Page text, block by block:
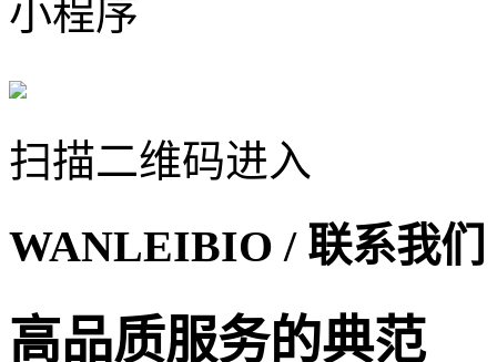
小程序
扫描二维码进入
WANLEIBIO / 联系我们
高品质服务的典范